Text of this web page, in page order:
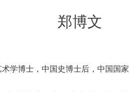
郑博文
学博士，中国史博士后，中国国